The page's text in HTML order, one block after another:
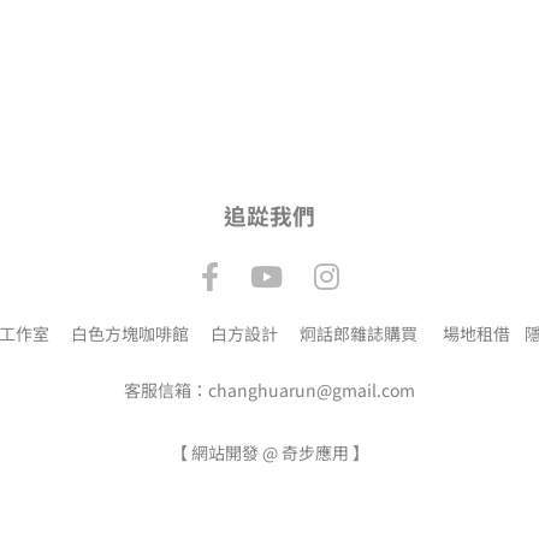
追踨我們
作室 白色方塊咖啡館白方設計 炯話郎雜誌購買 場地租借隱
客服信箱：changhuarun@gmail.com
【 網站開發 @ 奇步應用 】